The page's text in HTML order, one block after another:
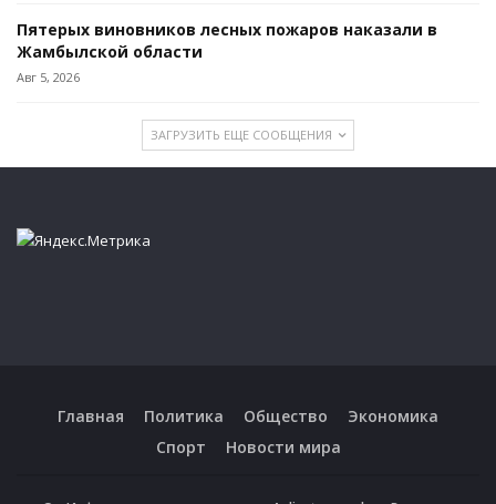
Пятерых виновников лесных пожаров наказали в
Жамбылской области
Авг 5, 2026
ЗАГРУЗИТЬ ЕЩЕ СООБЩЕНИЯ
Главная Политика Общество
Экономика
Спорт
Новости мира